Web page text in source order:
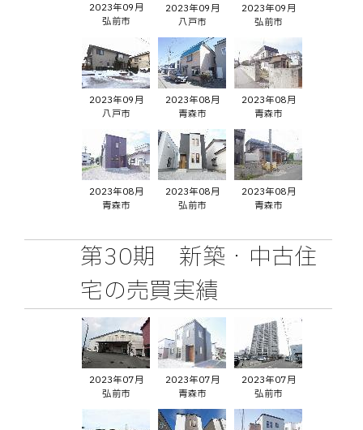
2023年09月
弘前市
2023年09月
八戸市
2023年09月
弘前市
2023年09月
八戸市
2023年08月
青森市
2023年08月
青森市
2023年08月
青森市
2023年08月
弘前市
2023年08月
青森市
第30期 新築・中古住
宅の売買実績
2023年07月
弘前市
2023年07月
青森市
2023年07月
弘前市